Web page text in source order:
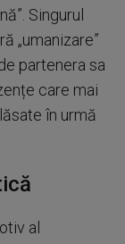
Singurul
„umanizare”
partenera sa
care mai
în urmă
al